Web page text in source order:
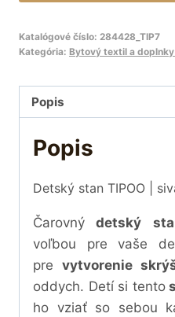
Katalógové číslo: 284428_TIP7
Kategória: Bytový textil a
Popis
Popis
Detský stan TIPOO |
Čarovný detský
voľbou pre vaše
pre
vytvorenie
oddych. Detí si tento
ho vziať so sebou